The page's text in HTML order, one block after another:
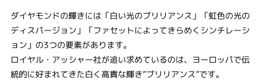
ダイヤモンドの輝きには「白い光のブリリアンス」「虹色の光の
ディスパージョン」「ファセットによってきらめくシンチレーシ
ョン」の3つの要素があります。
ロイヤル・アッシャー社が追い求めているのは、ヨーロッパで伝
統的に好まれてきた白く高貴な輝き”ブリリアンス”です。